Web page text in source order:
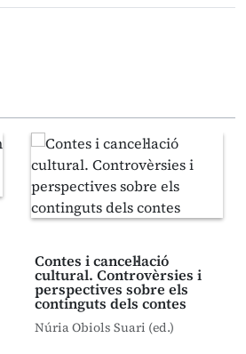
Contes i cancel·lació
cultural. Controvèrsies i
perspectives sobre els
continguts dels contes
Núria Obiols Suari (ed.)